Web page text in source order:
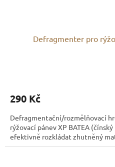
Defragmenter pro
290 Kč
Defragmentační/rozmělňovací
rýžovací pánev XP BATEA
efektivně rozkládat zhutněný